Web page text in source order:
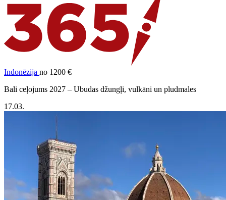
Indonēzija no 1200 €
Bali ceļojums 2027 – Ubudas džungļi, vulkāni un pludmales
17.03.